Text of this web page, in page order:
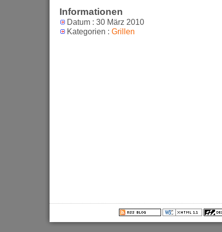
Informationen
Datum : 30 März 2010
Kategorien : Grillen